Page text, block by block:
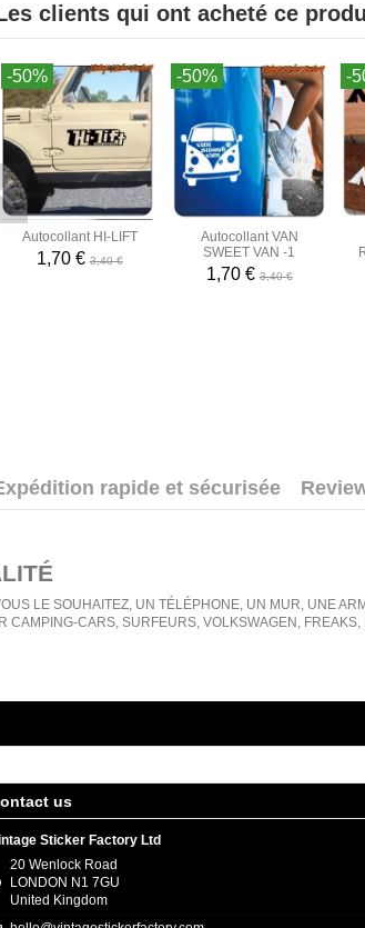
clients qui ont acheté ce
-50%
Autocollant HI-LIFT
1,70 €3,40 €
-50%
Autocollant VAN
SWEET VAN -1
1,70 €3,40 €
-
rapide et sécurisée
LE SOUHAITEZ, UN TÉLÉPHONE, UN MUR, UNE
CARS, SURFEURS, VOLKSWAGEN, FREAKS,
us
Sticker Factory Ltd
20 Wenlock Road
LONDON N1 7GU
United Kingdom